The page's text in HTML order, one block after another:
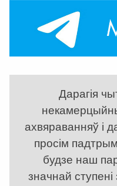
Дарагія
ахвяраванняў і
просім
будзе наш
значнай